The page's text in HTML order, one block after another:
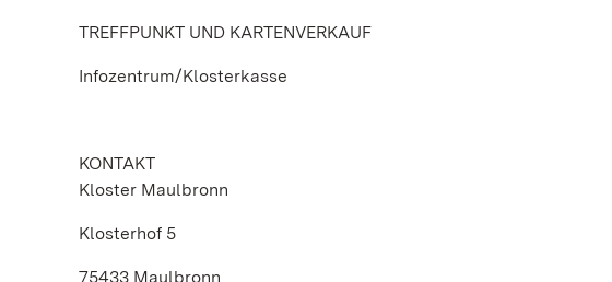
TREFFPUNKT UND KARTENVERKAUF
Infozentrum/Klosterkasse
KONTAKT
Kloster Maulbronn
Klosterhof 5
75433 Maulbronn